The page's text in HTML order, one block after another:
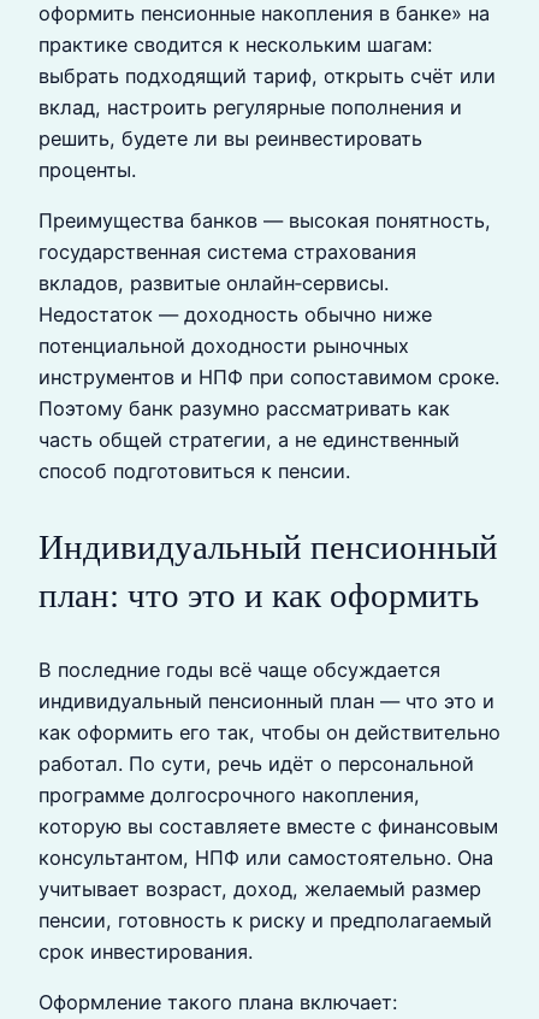
оформить пенсионные накопления в банке» на
практике сводится к нескольким шагам:
выбрать подходящий тариф, открыть счёт или
вклад, настроить регулярные пополнения и
решить, будете ли вы реинвестировать
проценты.
Преимущества банков — высокая понятность,
государственная система страхования
вкладов, развитые онлайн‑сервисы.
Недостаток — доходность обычно ниже
потенциальной доходности рыночных
инструментов и НПФ при сопоставимом сроке.
Поэтому банк разумно рассматривать как
часть общей стратегии, а не единственный
способ подготовиться к пенсии.
Индивидуальный пенсионный
план: что это и как оформить
В последние годы всё чаще обсуждается
индивидуальный пенсионный план — что это и
как оформить его так, чтобы он действительно
работал. По сути, речь идёт о персональной
программе долгосрочного накопления,
которую вы составляете вместе с финансовым
консультантом, НПФ или самостоятельно. Она
учитывает возраст, доход, желаемый размер
пенсии, готовность к риску и предполагаемый
срок инвестирования.
Оформление такого плана включает: